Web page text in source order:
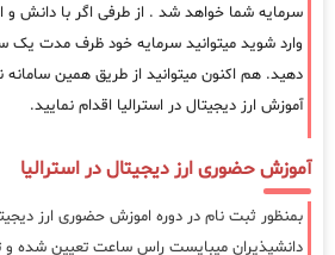
سرمایه شما خواهد شد . از طرفی اگر با دانش و
وارد شوید میتوانید سرمایه خود ظرف مدت یک
دهید. هم اکنون میتوانید از طریق همین
آموزش ارز دیجیتال در استرالیا اقدام نمایید.
آموزش حضوری ارز دیجیتال در استرالیا
بمنظور ثبت نام در دوره اموزش حضوری ارز
دانشپذیران میبایست راس ساعت تعیین شده و